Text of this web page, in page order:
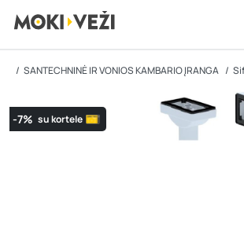
SANTECHNINĖ IR VONIOS KAMBARIO ĮRANGA
-7% su kortele